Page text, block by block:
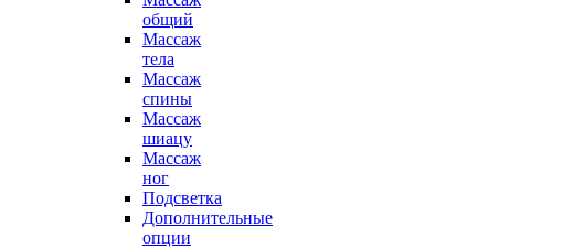
общий
Массаж
тела
Массаж
спины
Массаж
шиацу
Массаж
ног
Подсветка
Дополнительные
опции